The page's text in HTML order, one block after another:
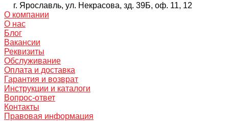
г. Ярославль, ул. Некрасова, зд. 39Б, оф. 11, 12
О компании
О нас
Блог
Вакансии
Реквизиты
Обслуживание
Оплата и доставка
Гарантия и возврат
Инструкции и каталоги
Вопрос-ответ
Контакты
Правовая информация